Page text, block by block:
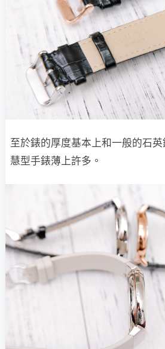
至於錶的厚度基本上和一般的石
慧型手錶薄上許多。